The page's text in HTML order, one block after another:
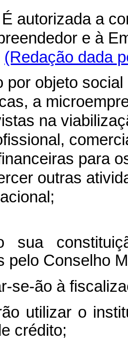
É autorizada a
e à
(Redação dada
por objeto
a
na
para
outras
pelo Conselho
se-ão à
utilizar o
crédito;